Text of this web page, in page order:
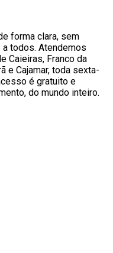
forma clara, sem
todos. Atendemos
Caieiras, Franco da
e Cajamar, toda sexta-
é gratuito e
do mundo inteiro.